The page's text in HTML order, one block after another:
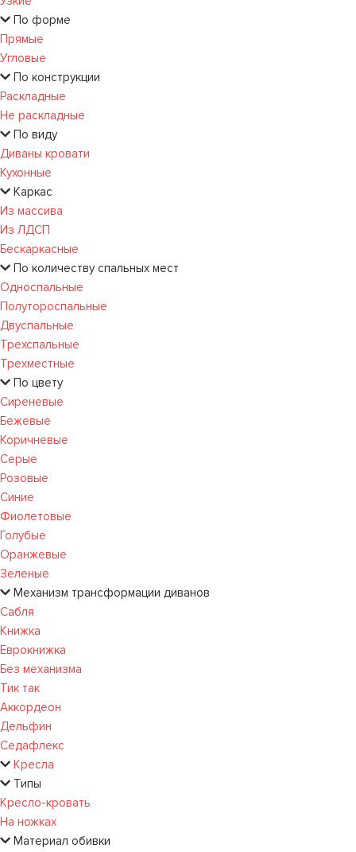
По форме
Прямые
Угловые
По конструкции
Раскладные
Не раскладные
По виду
Диваны кровати
Кухонные
Каркас
Из массива
Из ЛДСП
Бескаркасные
По количеству спальных мест
Односпальные
Полутороспальные
Двуспальные
Трехспальные
Трехместные
По цвету
Сиреневые
Бежевые
Коричневые
Серые
Розовые
Синие
Фиолетовые
Голубые
Оранжевые
Зеленые
Механизм трансформации диванов
Сабля
Книжка
Еврокнижка
Без механизма
Тик так
Аккордеон
Дельфин
Седафлекс
Кресла
Типы
Кресло-кровать
На ножках
Материал обивки